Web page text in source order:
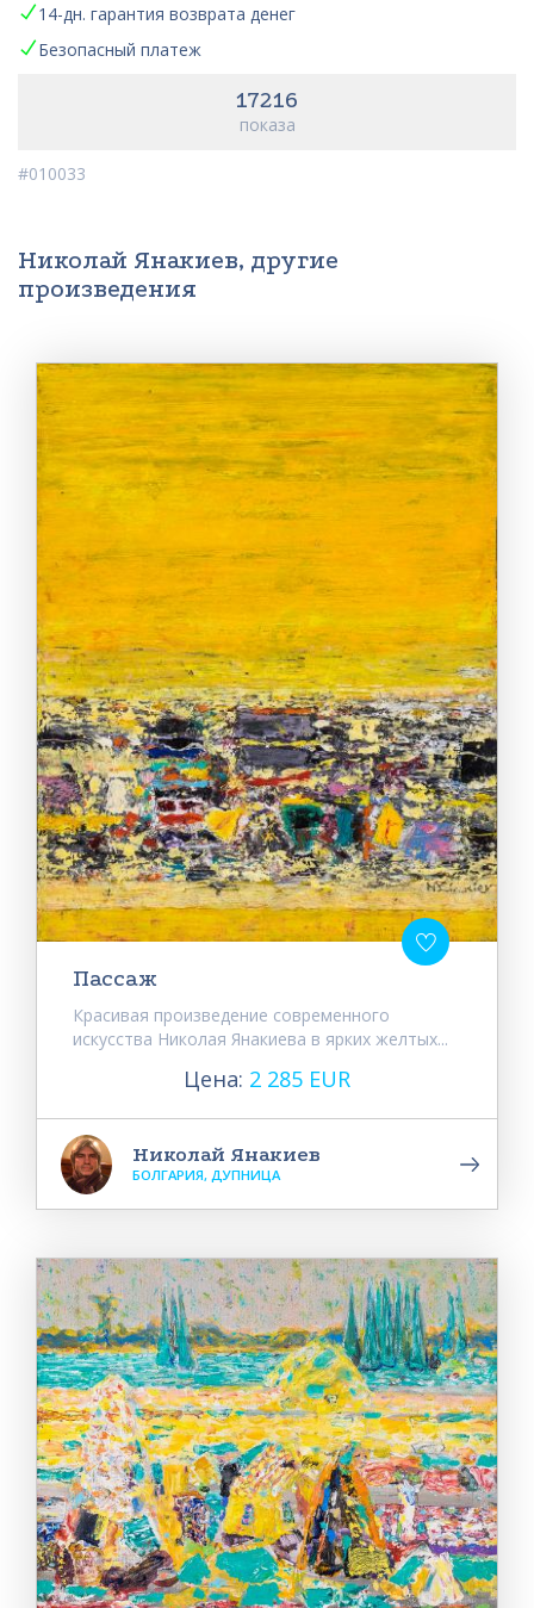
14-дн. гарантия возврата денег
Безопасный платеж
17216
показа
#010033
Николай Янакиев, другие
произведения
Пассаж
Красивая произведение современного
искусства Николая Янакиева в ярких желтых...
Цена: 2 285 EUR
Николай Янакиев
БОЛГАРИЯ, ДУПНИЦА